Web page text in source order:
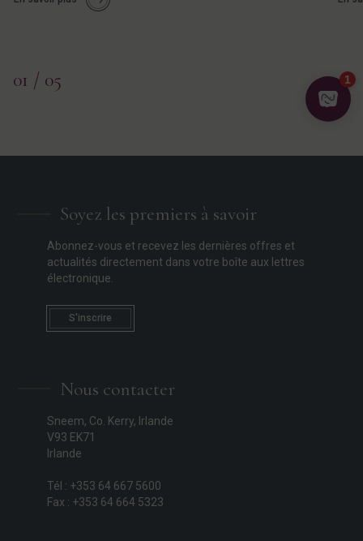
01 / 05
Soyez les premiers à savoir
Abonnez-vous et recevez les dernières offres et
actualités directement dans votre boîte aux lettres
électronique.
S'inscrire
Nous contacter
Sneem, Co. Kerry, Irlande
V93 EK71
Irlande
Tél : +353 64 667 5600
Fax : +353 64 664 5323